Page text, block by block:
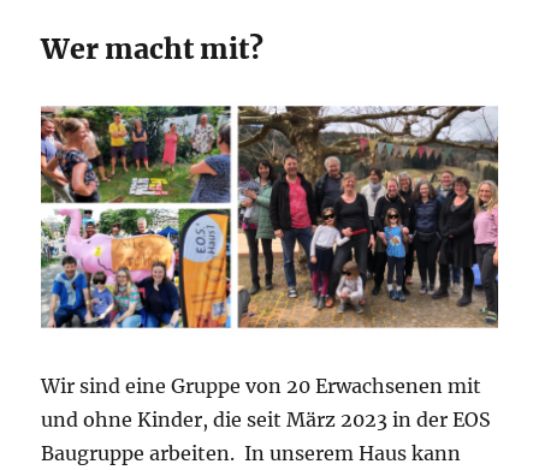
Wer macht mit?
Wir sind eine Gruppe von 20 Erwachsenen mit
und ohne Kinder, die seit März 2023 in der EOS
Baugruppe arbeiten. In unserem Haus kann